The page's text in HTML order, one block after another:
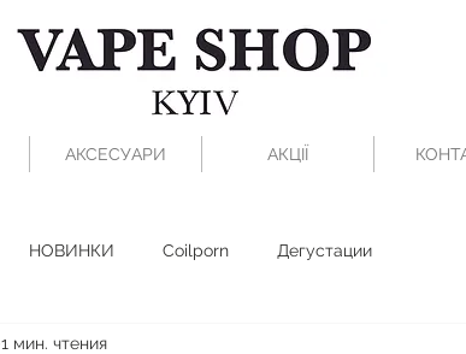
АКСЕСУАРИ АКЦІЇ
НОВИНКИ Coilporn Дегустации
1 мин. чтения